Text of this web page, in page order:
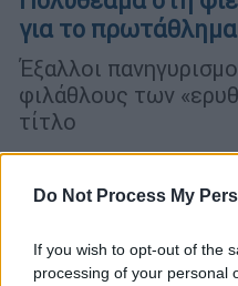
Do Not Process My
If you wish to opt-out of the
processing of your personal
για το πρωτάθλημα
Έξαλλοι
φιλάθλους των
τίτλο